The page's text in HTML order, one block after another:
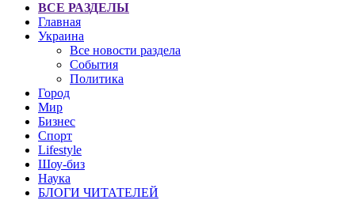
ВСЕ РАЗДЕЛЫ
Главная
Украина
Все новости раздела
События
Политика
Город
Мир
Бизнес
Спорт
Lifestyle
Шоу-биз
Наука
БЛОГИ ЧИТАТЕЛЕЙ